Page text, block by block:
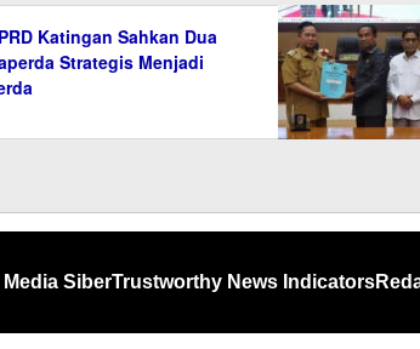
Katingan Sahkan Dua
Strategis Menjadi
SiberTrustworthy News Indicators